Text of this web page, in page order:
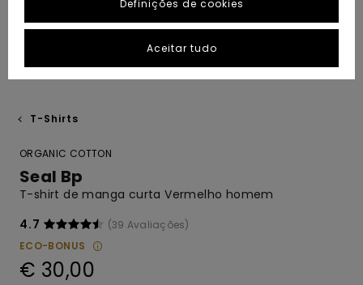
T-Shirts
ORGANIC COTTON
Seal Bp
T-shirt de manga curta Vermelho homem
4.7
(39 Avaliações)
ECO-BONUS
€ 30,00
Definições de cookies
Aceitar tudo